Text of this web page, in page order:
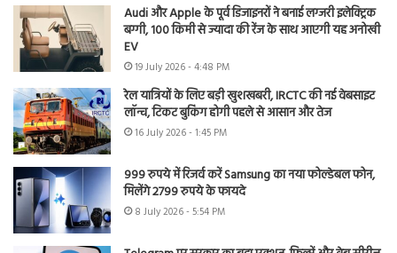
Audi और Apple के पूर्व डिजाइनरों ने बनाई लग्जरी इलेक्ट्रिक
बग्गी, 100 किमी से ज्यादा की रेंज के साथ आएगी यह अनोखी
EV
19 July 2026 - 4:48 PM
रेल यात्रियों के लिए बड़ी खुशखबरी, IRCTC की नई वेबसाइट
लॉन्च, टिकट बुकिंग होगी पहले से आसान और तेज
16 July 2026 - 1:45 PM
999 रुपये में रिजर्व करें Samsung का नया फोल्डेबल फोन,
मिलेंगे 2799 रुपये के फायदे
8 July 2026 - 5:54 PM